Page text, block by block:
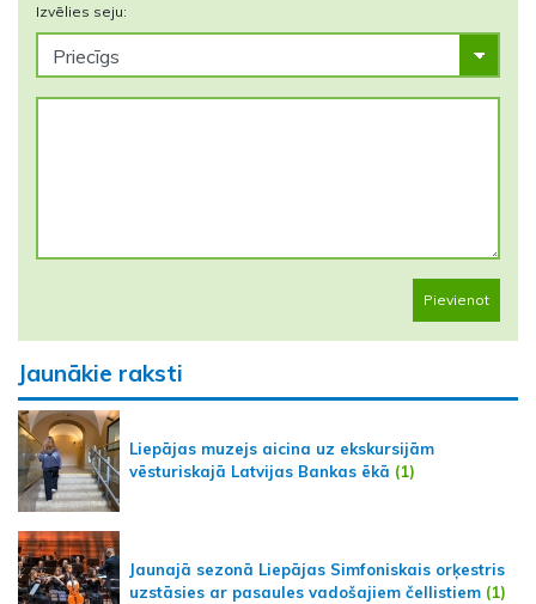
Izvēlies seju:
Pievienot
Jaunākie raksti
Liepājas muzejs aicina uz ekskursijām
vēsturiskajā Latvijas Bankas ēkā (1)
Jaunajā sezonā Liepājas Simfoniskais orķestris
uzstāsies ar pasaules vadošajiem čellistiem (1)